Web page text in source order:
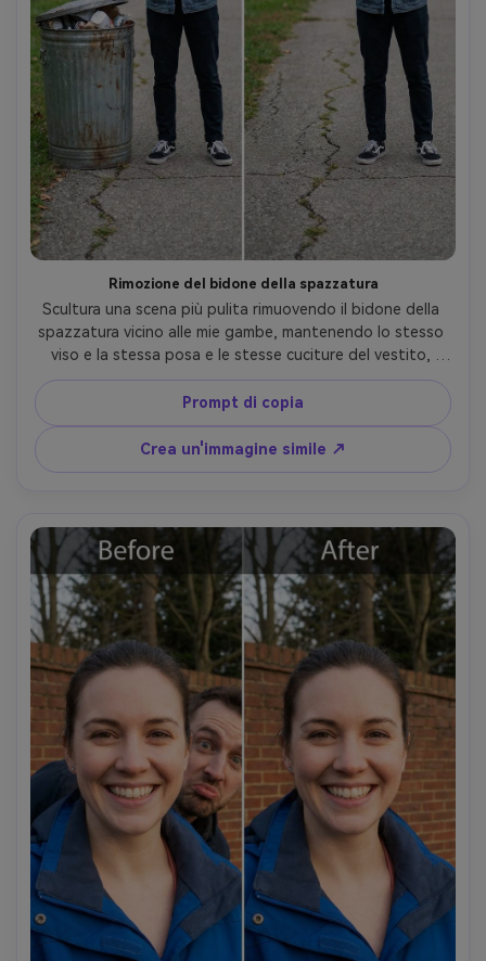
Rimozione del bidone della spazzatura
Scultura una scena più pulita rimuovendo il bidone della
spazzatura vicino alle mie gambe, mantenendo lo stesso
viso e la stessa posa e le stesse cuciture del vestito,
preservando la trama del terreno e la direzione dell'ombra
in modo che il marciapiede sembri ancora reale-AR 4:5
Prompt di copia
Crea un'immagine simile ↗